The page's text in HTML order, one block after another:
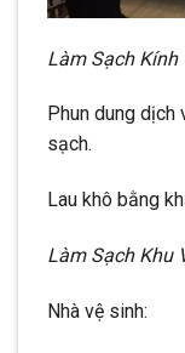
Làm Sạch Kính
Phun dung dịch
sạch.
Lau khô bằng
Làm Sạch Khu
Nhà vệ sinh: